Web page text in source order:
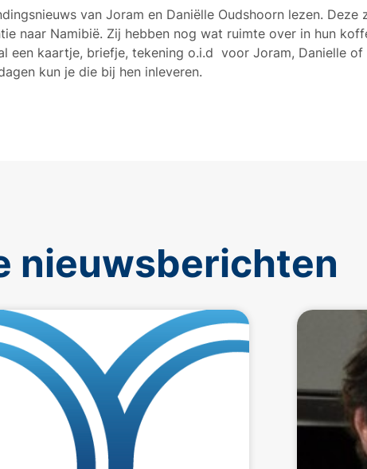
van Joram en Daniëlle Oudshoorn lezen. Deze
naar Namibië. Zij hebben nog wat ruimte over in hun
een kaartje, briefje, tekening o.i.d voor Joram, Danielle of
kun je die bij hen inleveren.
nieuwsberichten